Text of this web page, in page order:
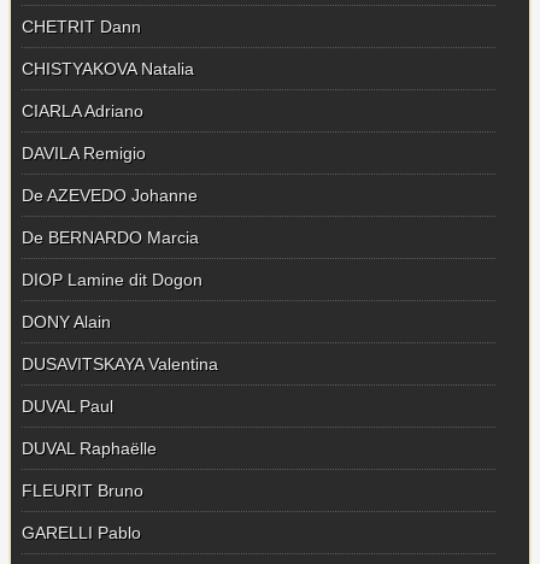
CHETRIT Dann
CHISTYAKOVA Natalia
CIARLA Adriano
DAVILA Remigio
De AZEVEDO Johanne
De BERNARDO Marcia
DIOP Lamine dit Dogon
DONY Alain
DUSAVITSKAYA Valentina
DUVAL Paul
DUVAL Raphaëlle
FLEURIT Bruno
GARELLI Pablo